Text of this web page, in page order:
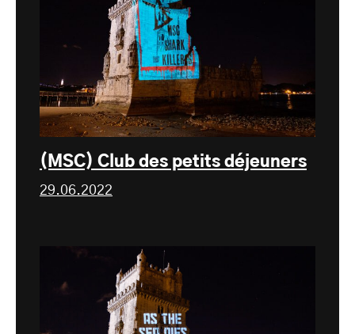
(MSC) Club des petits déjeuners
29.06.2022